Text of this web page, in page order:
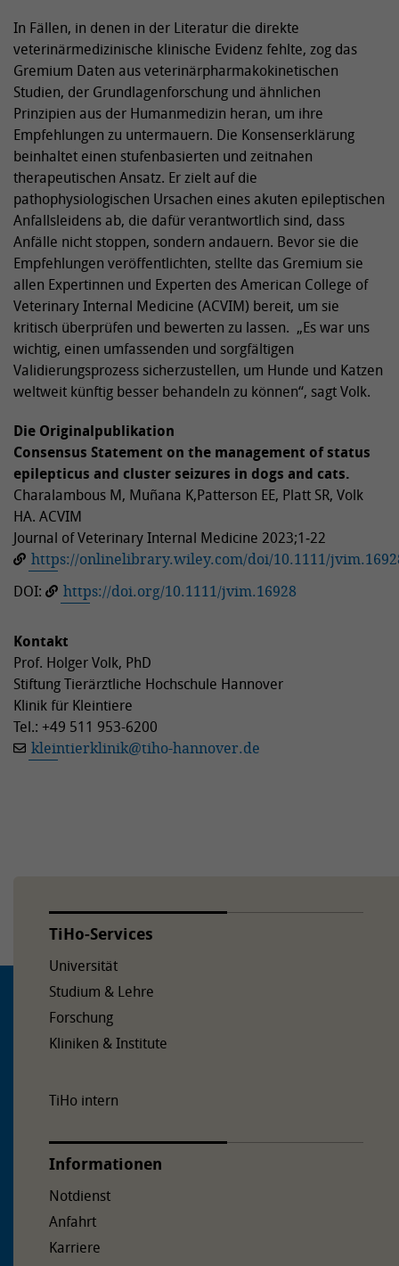
In Fällen, in denen in der Literatur die direkte
veterinärmedizinische klinische Evidenz fehlte, zog das
Gremium Daten aus veterinärpharmakokinetischen
Studien, der Grundlagenforschung und ähnlichen
Prinzipien aus der Humanmedizin heran, um ihre
Empfehlungen zu untermauern. Die Konsenserklärung
beinhaltet einen stufenbasierten und zeitnahen
therapeutischen Ansatz. Er zielt auf die
pathophysiologischen Ursachen eines akuten epileptischen
Anfallsleidens ab, die dafür verantwortlich sind, dass
Anfälle nicht stoppen, sondern andauern. Bevor sie die
Empfehlungen veröffentlichten, stellte das Gremium sie
allen Expertinnen und Experten des American College of
Veterinary Internal Medicine (ACVIM) bereit, um sie
kritisch überprüfen und bewerten zu lassen. „Es war uns
wichtig, einen umfassenden und sorgfältigen
Validierungsprozess sicherzustellen, um Hunde und Katzen
weltweit künftig besser behandeln zu können“, sagt Volk.
Die Originalpublikation
Consensus Statement on the management of status
epilepticus and cluster seizures in dogs and cats.
Charalambous M, Muñana K,Patterson EE, Platt SR, Volk
HA. ACVIM
Journal of Veterinary Internal Medicine 2023;1‐22
https://onlinelibrary.wiley.com/doi/10.1111/
DOI:
https://doi.org/10.1111/jvim.16928
Kontakt
Prof. Holger Volk, PhD
Stiftung Tierärztliche Hochschule Hannover
Klinik für Kleintiere
Tel.: +49 511 953-6200
kleintierklinik@tiho-hannover.de
TiHo-Services
Universität
Studium & Lehre
Forschung
Kliniken & Institute
TiHo intern
Informationen
Notdienst
Anfahrt
Karriere